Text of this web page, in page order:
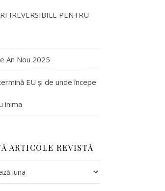
IREVERSIBILE PENTRU
An Nou 2025
EU și de unde începe
inima
ARTICOLE REVISTĂ